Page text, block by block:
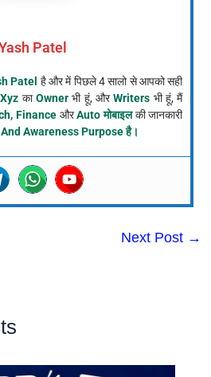
Patel
Patel है और में पिछले 4 सालो से आपको सही
काOwnerभी हूं, औरWriters भी हूं, मैं
Finance औरAuto मोबाइलकी जानकारी
Awareness Purpose है।
Next Post →